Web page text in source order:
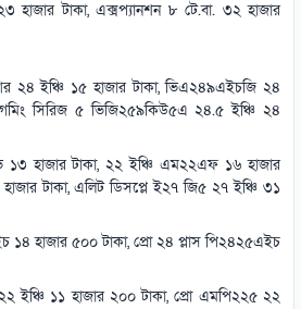
হাজার টাকা, এক্সপ্যানশন ৮ টে.বা. ৩২ হাজার
২৪ ইঞ্চি ১৫ হাজার টাকা, ভিএ২৪৯এইচজি ২৪
সিরিজ ৫ ভিজি২৫৯কিউ৫এ ২৪.৫ ইঞ্চি ২৪
১৩ হাজার টাকা, ২২ ইঞ্চি এম২২এফ ১৬ হাজার
টাকা, এলিট ডিসপ্লে ই২৭ জি৫ ২৭ ইঞ্চি ৩১
হাজার ৫০০ টাকা, প্রো ২৪ প্লাস পি২৪২৫এইচ
ইঞ্চি ১১ হাজার ২০০ টাকা, প্রো এমপি২২৫ ২২